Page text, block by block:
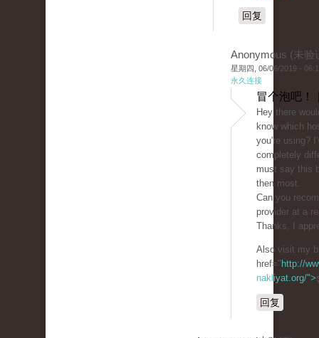
回复
Anonymous (未验
星期四, 06/06/2019 -
永久连接
冒个泡吧！
Hey there
know which
you're using?
completely
must say this
then most.
Can you
provider at a
Thanks, I
Also visit my
href=" http://
nakliyat.org/">
回复